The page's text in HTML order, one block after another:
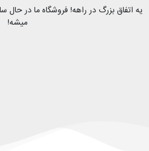
یه اتفاق بزرگ در راهه! فروشگاه ما در
میشه!